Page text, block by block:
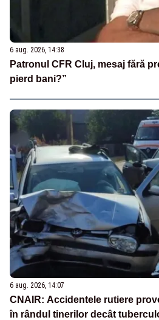
6 aug. 2026, 14:38
Patronul CFR Cluj, mesaj fără
pierd bani?”
6 aug. 2026, 14:07
CNAIR: Accidentele rutiere
în rândul tinerilor decât